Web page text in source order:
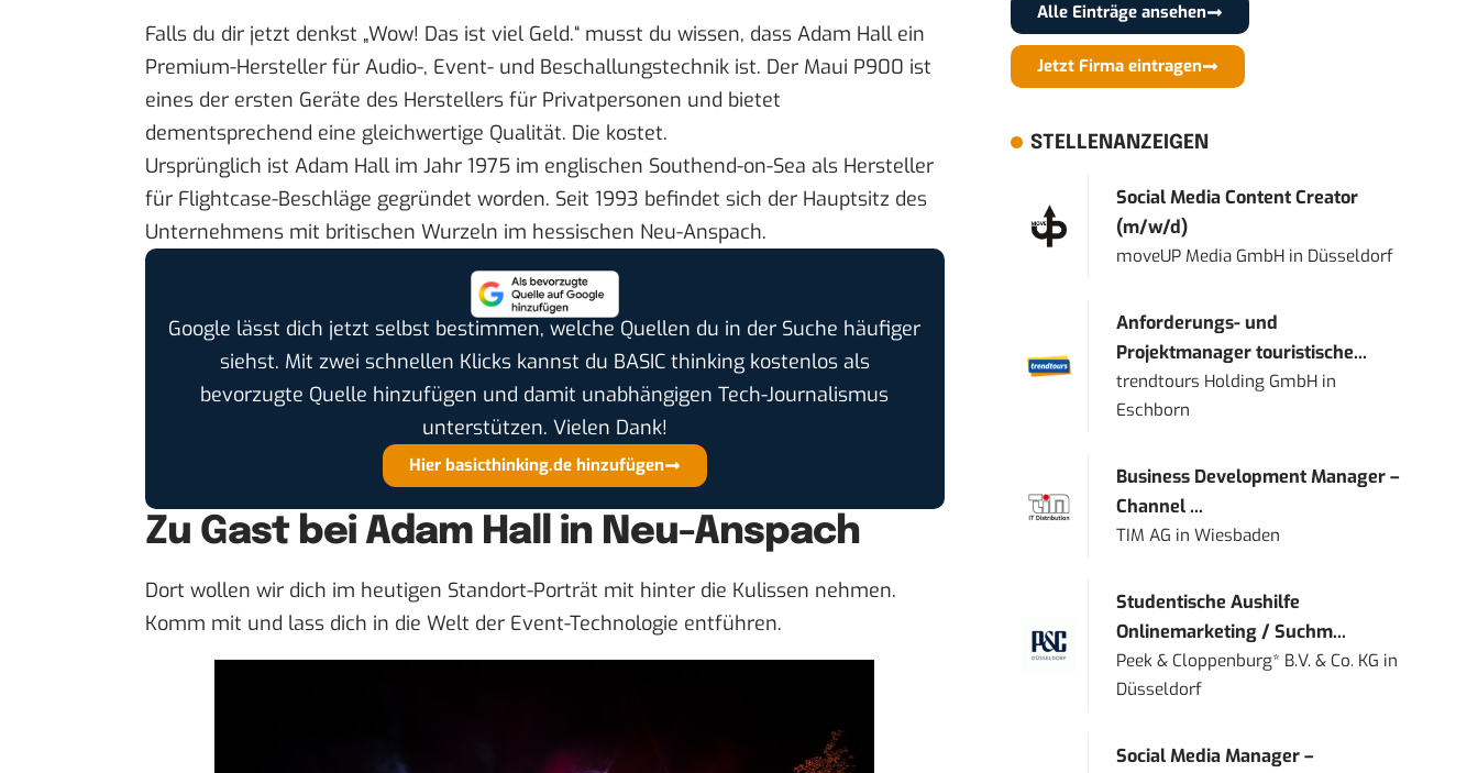
Falls du dir jetzt denkst „Wow! Das ist viel Geld.“ musst du wissen, dass Adam Hall ein
Premium-Hersteller für Audio-, Event- und Beschallungstechnik ist. Der Maui P900 ist
eines der ersten Geräte des Herstellers für Privatpersonen und bietet
dementsprechend eine gleichwertige Qualität. Die kostet.
Ursprünglich ist Adam Hall im Jahr 1975 im englischen Southend-on-Sea als Hersteller
für Flightcase-Beschläge gegründet worden. Seit 1993 befindet sich der Hauptsitz des
Unternehmens mit britischen Wurzeln im hessischen Neu-Anspach.
Google lässt dich jetzt selbst bestimmen, welche Quellen du in der Suche häufiger
siehst. Mit zwei schnellen Klicks kannst du BASIC thinking kostenlos als
bevorzugte Quelle hinzufügen und damit unabhängigen Tech-Journalismus
unterstützen. Vielen Dank!
Hier basicthinking.de hinzufügen
Zu Gast bei Adam Hall in Neu-Anspach
Dort wollen wir dich im heutigen Standort-Porträt mit hinter die Kulissen nehmen.
Komm mit und lass dich in die Welt der Event-Technologie entführen.
Alle Einträge ansehen
Jetzt Firma eintragen
STELLENANZEIGEN
Social Media Content Creator
(m/w/d)
moveUP Media GmbH in Düsseldorf
Anforderungs- und
Projektmanager touristische...
trendtours Holding GmbH in
Eschborn
Business Development Manager –
Channel ...
TIM AG inWiesbaden
Studentische Aushilfe
Onlinemarketing / Suchm...
Peek & Cloppenburg* B.V. & Co. KG in
Düsseldorf
Social Media Manager –